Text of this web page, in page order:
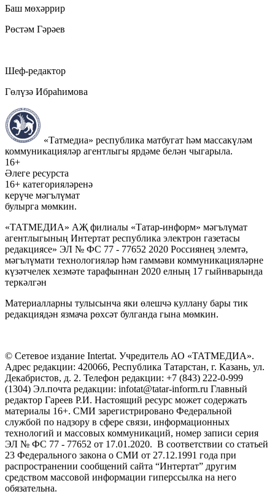
Баш мөхәррир
Рөстәм Гәрәев
Шеф-редактор
Гөлүзә Ибраһимова
«Татмедиа» республика матбугат һәм массакүләм
коммуникацияләр агентлыгы ярдәме белән чыгарыла.
16+
Әлеге ресурста
16+ категорияләренә
керүче мәгълүмат
булырга мөмкин.
«ТАТМЕДИА» АҖ филиалы «Татар-информ» мәгълүмат
агентлыгының Интертат республика электрон газетасы
редакциясе» ЭЛ № ФС 77 - 77652 2020 Россиянең элемтә,
мәгълүмати технологияләр һәм гаммәви коммуникацияләрне
күзәтчелек хезмәте тарафыннан 2020 елның 17 гыйнварында
теркәлгән
Материалларны тулысынча яки өлешчә куллану бары тик
редакциядән язмача рөхсәт булганда гына мөмкин.
© Сетевое издание Intertat. Учредитель АО «ТАТМЕДИА».
Адрес редакции: 420066, Республика Татарстан, г. Казань, ул.
Декабристов, д. 2. Телефон редакции: +7 (843) 222-0-999
(1304) Эл.почта редакции: infotat@tatar-inform.ru Главный
редактор Гареев Р.И. Настоящий ресурс может содержать
материалы 16+. СМИ зарегистрировано Федеральной
службой по надзору в сфере связи, информационных
технологий и массовых коммуникаций, номер записи серия
ЭЛ № ФС 77 - 77652 от 17.01.2020. В соответствии со статьей
23 Федерального закона о СМИ от 27.12.1991 года при
распространении сообщений сайта “Интертат” другим
средством массовой информации гиперссылка на него
обязательна.